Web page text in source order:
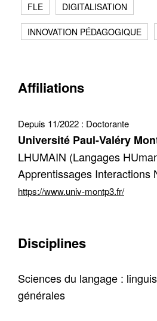
FLE DIGITALISATION
INNOVATION PÉDAGOGIQUE
Affiliations
Depuis 11/2022 : Doctorante
Université Paul-Valéry
LHUMAIN (Langages
Apprentissages Interactions
https://www.univ-montp3.fr/
Disciplines
Sciences du langage :
générales
Contacter